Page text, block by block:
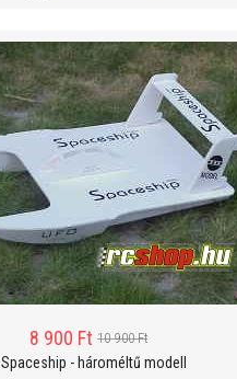
8 900 Ft 10 900 Ft
Spaceship - hároméltű modell